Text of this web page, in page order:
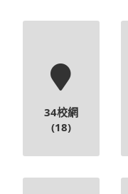
34校網
(18)